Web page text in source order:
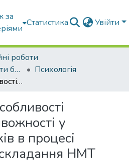
за
Статистика Увійти
роботи
Кваліфікаційні роботи бакалаврів
Психологія
Психологічні особливості подолання тривожності у старшокласників в процесі підготовки до складання НМТ
у
в процесі
НМТ